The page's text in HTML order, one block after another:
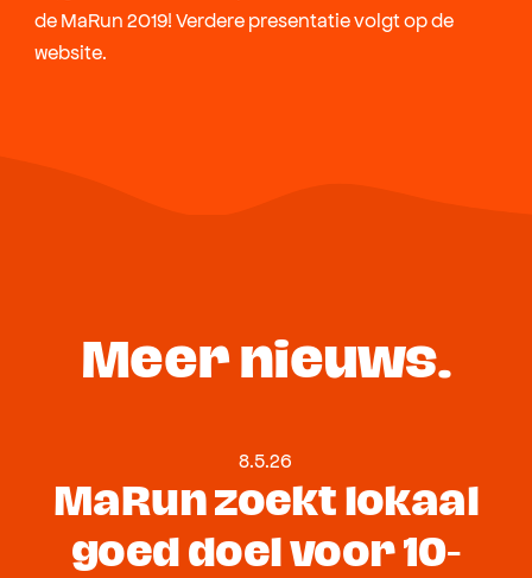
de MaRun 2019! Verdere presentatie volgt op de
website.
Meer nieuws.
8.5.26
MaRun zoekt lokaal
goed doel voor 10-